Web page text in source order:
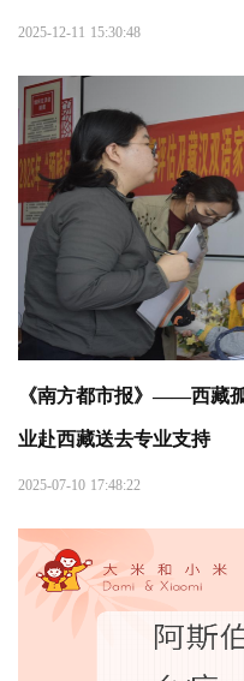
2025-12-11 15:30:48
《南方都市报》——西藏
业赴西藏送去专业支持
2025-07-10 17:48:22